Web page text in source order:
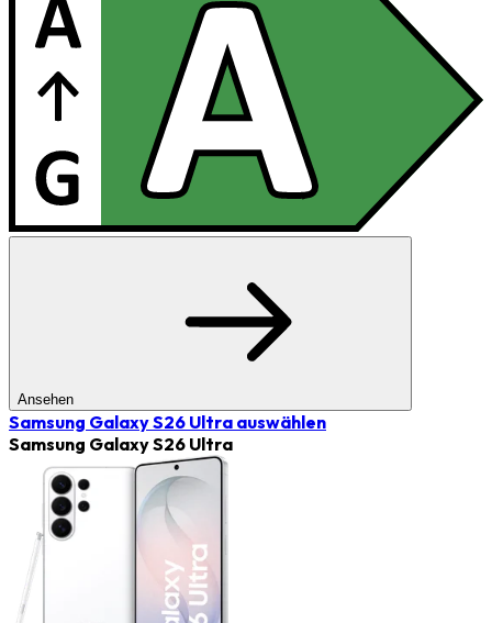
Ansehen
Samsung Galaxy S26 Ultra auswählen
Samsung Galaxy S26 Ultra